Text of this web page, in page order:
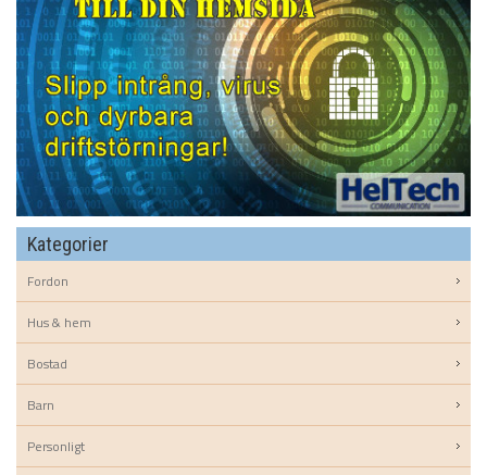
Kategorier
Fordon
Hus & hem
Bostad
Barn
Personligt